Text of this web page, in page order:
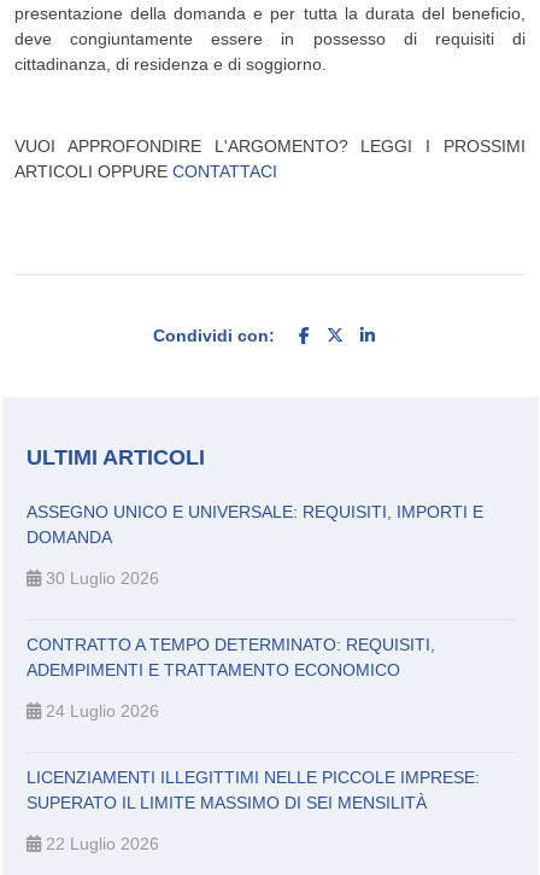
presentazione della domanda e per tutta la durata del beneficio,
deve congiuntamente essere in possesso di requisiti di
cittadinanza, di residenza e di soggiorno.
VUOI APPROFONDIRE L'ARGOMENTO? LEGGI I PROSSIMI
ARTICOLI OPPURE CONTATTACI
Condividi con:
ULTIMI ARTICOLI
ASSEGNO UNICO E UNIVERSALE: REQUISITI, IMPORTI E
DOMANDA
30 Luglio 2026
CONTRATTO A TEMPO DETERMINATO: REQUISITI,
ADEMPIMENTI E TRATTAMENTO ECONOMICO
24 Luglio 2026
LICENZIAMENTI ILLEGITTIMI NELLE PICCOLE IMPRESE:
SUPERATO IL LIMITE MASSIMO DI SEI MENSILITÀ
22 Luglio 2026